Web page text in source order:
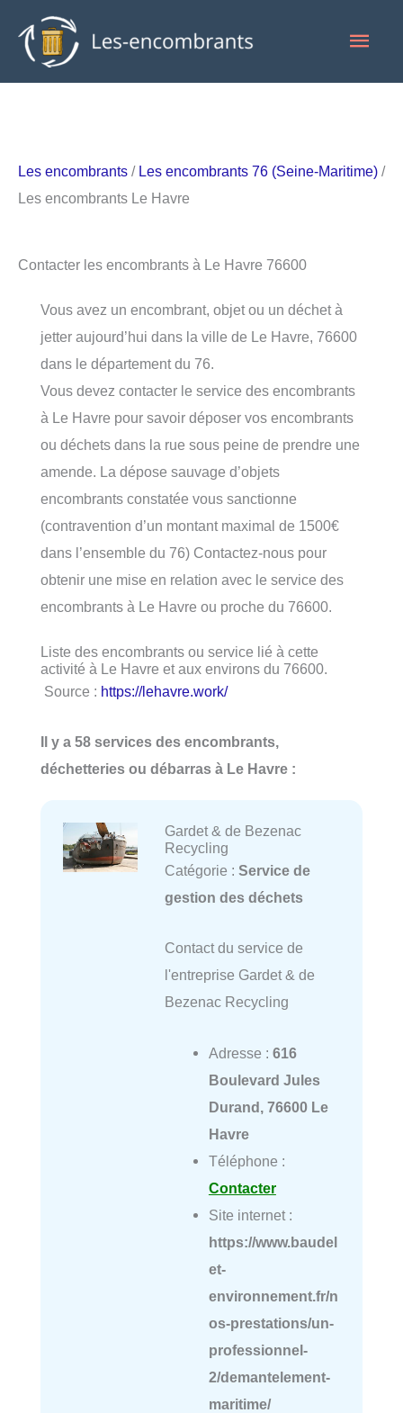
contenu
Les encombrants / Les encombrants 76 (Seine-Maritime) /
Les encombrants Le Havre
Contacter les encombrants à Le Havre 76600
Vous avez un encombrant, objet ou un déchet à
jetter aujourd’hui dans la ville de Le Havre, 76600
dans le département du 76.
Vous devez contacter le service des encombrants
à Le Havre pour savoir déposer vos encombrants
ou déchets dans la rue sous peine de prendre une
amende. La dépose sauvage d’objets
encombrants constatée vous sanctionne
(contravention d’un montant maximal de 1500€
dans l’ensemble du 76) Contactez-nous pour
obtenir une mise en relation avec le service des
encombrants à Le Havre ou proche du 76600.
Liste des encombrants ou service lié à cette
activité à Le Havre et aux environs du 76600.
Source : https://lehavre.work/
Il y a 58 services des encombrants,
déchetteries ou débarras à Le Havre :
Gardet & de Bezenac
Recycling
Catégorie : Service de
gestion des déchets
Contact du service de
l'entreprise Gardet & de
Bezenac Recycling
Adresse : 616
Boulevard Jules
Durand, 76600 Le
Havre
Téléphone :
Contacter
Site internet :
https://www.baudel
et-
environnement.fr/n
os-prestations/un-
professionnel-
2/demantelement-
maritime/